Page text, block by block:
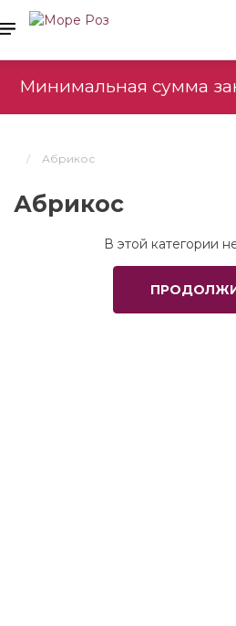
Минимальная сумма
Абрикос
Абрикос
В этой категории